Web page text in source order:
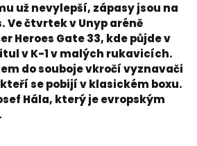
už nevylepší, zápasy jsou na
Ve čtvrtek v Unyp aréně
Heroes Gate 33, kde půjde v
v K-1 v malých rukavicích.
do souboje vkročí vyznavači
se pobijí v klasickém boxu.
Hála, který je evropským